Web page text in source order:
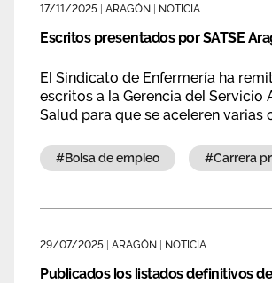
17/11/2025 ARAGÓN NOTICIA
Escritos presentados por SATSE
El Sindicato de Enfermería ha
escritos a la Gerencia del Servicio
Salud para que se aceleren varias
#bolsa de empleo #carrera
29/07/2025 ARAGÓN NOTICIA
Publicados los listados definitivos